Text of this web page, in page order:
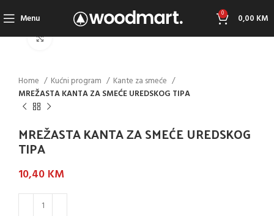
Menu 0 0,00 KM
Click to enlarge
Home Kućni program
Kante za smeće
MREŽASTA KANTA ZA SMEĆE UREDSKOG TIPA
MREŽASTA KANTA ZA SMEĆE UREDSKOG
TIPA
10,40 KM